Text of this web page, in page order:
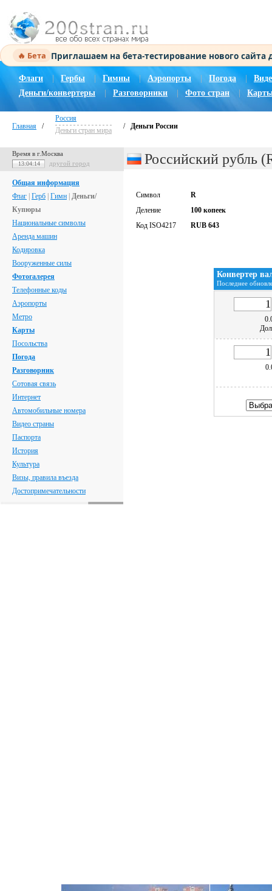
🔥 Бета Приглашаем на бета-тестирование нового
Флаги Гербы Гимны | Аэропорты Погода |
Деньги/конвертеры
Разговорники Фото стран
Главная /
Россия
Деньги стран мира
/ Деньги России
Время в г.Москва
13:04:15 другой город
Общая информация
Флаг Герб Гимн Деньги/
Купюры
Национальные символы
Аренда машин
Кодировка
Вооруженные силы
Фотогалерея
Телефонные коды
Аэропорты
Метро
Карты
Посольства
Погода
Разговорник
Сотовая связь
Интернет
Автомобильные номера
Видео страны
Паспорта
История
Культура
Визы, правила въезда
Достопримечательности
Российский рубль
Символ
R
Деление
100 копеек
Код ISO4217
RUB 643
Конвертер
Последнее